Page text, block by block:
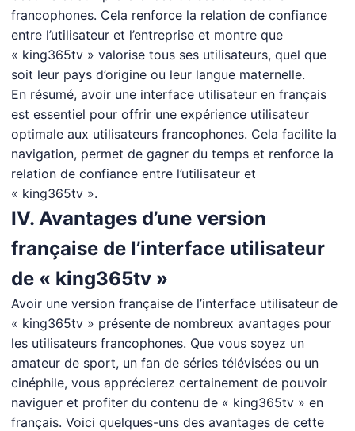
francophones. Cela renforce la relation de confiance
entre l’utilisateur et l’entreprise et montre que
« king365tv » valorise tous ses utilisateurs, quel que
soit leur pays d’origine ou leur langue maternelle.
En résumé, avoir une interface utilisateur en français
est essentiel pour offrir une expérience utilisateur
optimale aux utilisateurs francophones. Cela facilite la
navigation, permet de gagner du temps et renforce la
relation de confiance entre l’utilisateur et
« king365tv ».
IV. Avantages d’une version
française de l’interface utilisateur
de « king365tv »
Avoir une version française de l’interface utilisateur de
« king365tv » présente de nombreux avantages pour
les utilisateurs francophones. Que vous soyez un
amateur de sport, un fan de séries télévisées ou un
cinéphile, vous apprécierez certainement de pouvoir
naviguer et profiter du contenu de « king365tv » en
français. Voici quelques-uns des avantages de cette